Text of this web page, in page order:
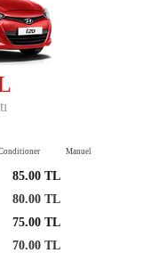
Manuel
85.00 TL
80.00 TL
75.00 TL
70.00 TL